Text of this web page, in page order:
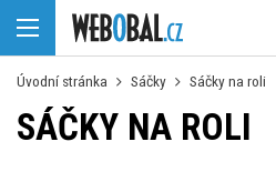
Úvodní stránka Sáčky Sáčky na roli
SÁČKY NA ROLI